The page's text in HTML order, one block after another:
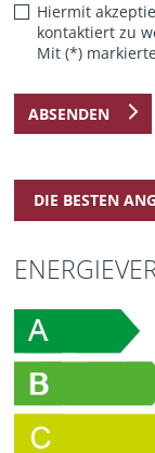
Hiermit
kontaktiert zu
Mit (*)
ABSENDEN
DIE BESTEN